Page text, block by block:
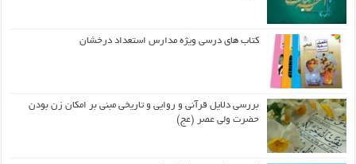
کتاب های درسی ویژه مدارس استعداد درخشان
بررسی دلایل قرآنی و روایی و تاریخی مبنی بر امکان زن بودن
حضرت ولی عصر (عج)